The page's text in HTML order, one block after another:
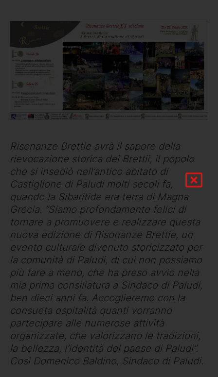
Risonanze Brettie avrà il sapore della
rievocazione storica dei Brettii, il popolo
che si insediò nell’antico abitato di
Castiglione di Paludi molti secoli fa,
quando la Sibaritide era terra di Magna
Grecia. “Siamo profondamente felici di
tornare a promuovere e realizzare questa
nuova edizione di Risonanze Brettie, un
evento culturale divenuto storicizzato per
la comunità di Paludi, di cui non possiamo
più fare a meno, che ha preso avvio nella
mia prima consiliatura a Sindaco di Paludi,
ben dieci anni fa. Accoglieremo con la
consueta ospitalità quanti vorranno
partecipare alle numerose attività
organizzate, che valorizzano le tradizioni,
la bellezza, l’identità del paese di Paludi”.
Così Domenico Baldino, Sindaco di Paludi.